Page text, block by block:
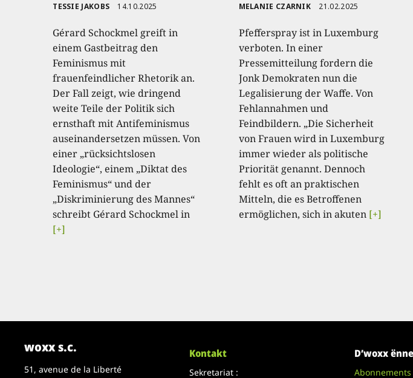
TESSIE JAKOBS 14.10.2025
Gérard Schockmel greift in
einem Gastbeitrag den
Feminismus mit
frauenfeindlicher Rhetorik an.
Der Fall zeigt, wie dringend
weite Teile der Politik sich
ernsthaft mit Antifeminismus
auseinandersetzen müssen. Von
einer „rücksichtslosen
Ideologie“, einem „Diktat des
Feminismus“ und der
„Diskriminierung des Mannes“
schreibt Gérard Schockmel in
[+]
MELANIE CZARNIK 21.02.2025
Pfefferspray ist in Luxemburg
verboten. In einer
Pressemitteilung fordern die
Jonk Demokraten nun die
Legalisierung der Waffe. Von
Fehlannahmen und
Feindbildern. „Die Sicherheit
von Frauen wird in Luxemburg
immer wieder als politische
Priorität genannt. Dennoch
fehlt es oft an praktischen
Mitteln, die es Betroffenen
ermöglichen, sich in akuten [+]
woxx s.c.
51, avenue de la Liberté
Kontakt
Sekretariat :
D’woxx
Abonnements